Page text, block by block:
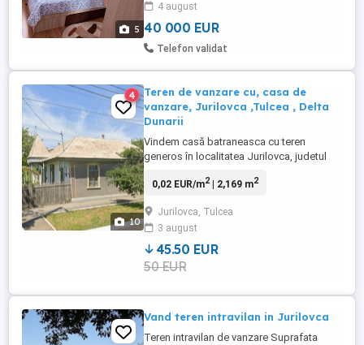
5
și balcon închis. Apartamentul este
renovat, se vinde complet mobilat ...
4 august
40 000 EUR
Telefon validat
10
4
Teren de vanzare cu, casa de
vanzare, Jurilovca ,Tulcea , Delta
Dunarii
Vindem casă batraneasca cu teren
generos în localitatea Jurilovca, judetul
bătrâneasca, tradiționala in stil
situata pe o stradă principala cu o
deschidere de 33.5m.si suprafața teren de
aprox. 2200mp. Pret: 45 euro ...
0,02 EUR/m2| 2,169 m2
Jurilovca, Tulcea
3 august
45.50 EUR
50 EUR
Vand teren intravilan in Jurilovca
Teren intravilan de vanzare Suprafata